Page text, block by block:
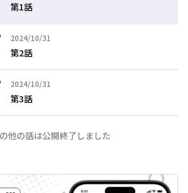
第1話
2024/10/31
2024年10月31日
第2話
2024/10/31
2024年10月31日
第3話
他の話は公開終了しました